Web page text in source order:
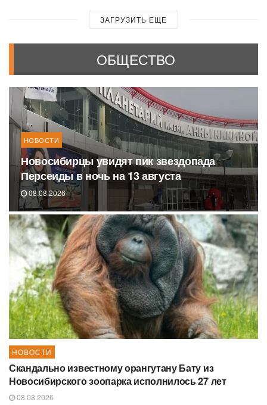
ЗАГРУЗИТЬ ЕЩЕ
ОБЩЕСТВО
НОВОСТИ
Новосибирцы увидят пик звездопада
Персеиды в ночь на 13 августа
08.08.2026
НОВОСТИ
Скандально известному орангутану Бату из
Новосибирского зоопарка исполнилось 27 лет
08.08.2026